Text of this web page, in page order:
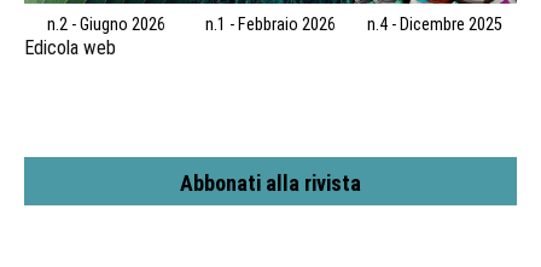
n.2 - Giugno 2026 n.1 - Febbraio 2026 n.4 - Dicembre 2025
Edicola web
Abbonati alla rivista